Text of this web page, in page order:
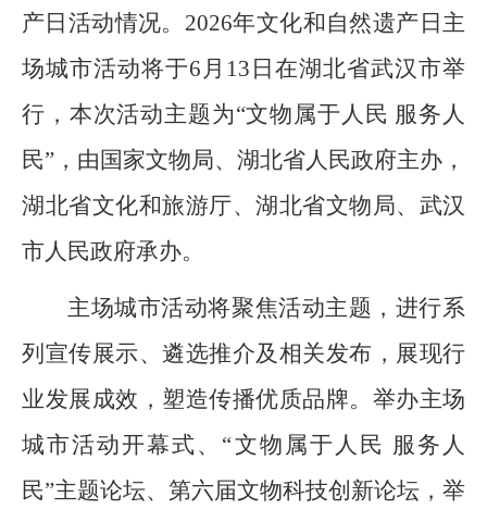
产日活动情况。2026年文化和自然遗产日主
场城市活动将于6月13日在湖北省武汉市举
行，本次活动主题为“文物属于人民 服务人
民”，由国家文物局、湖北省人民政府主办，
湖北省文化和旅游厅、湖北省文物局、武汉
市人民政府承办。
主场城市活动将聚焦活动主题，进行系
列宣传展示、遴选推介及相关发布，展现行
业发展成效，塑造传播优质品牌。举办主场
城市活动开幕式、“文物属于人民 服务人
民”主题论坛、第六届文物科技创新论坛，举